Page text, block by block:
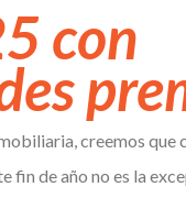
con
creemos que
fin de año no es la